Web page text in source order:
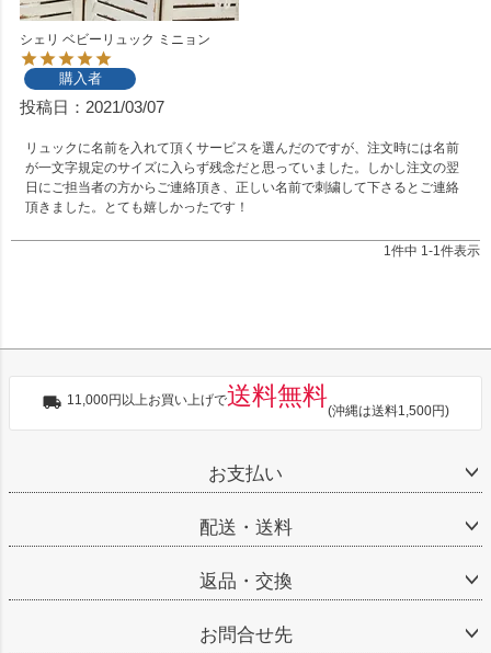
シェリ ベビーリュック ミニョン
購入者
投稿日 2021/03/07
リュックに名前を入れて頂くサービスを選んだのですが、注文時には名前
が一文字規定のサイズに入らず残念だと思っていました。しかし注文の翌
日にご担当者の方からご連絡頂き、正しい名前で刺繍して下さるとご連絡
頂きました。とても嬉しかったです！
1 件中 1 -1 件表示
11,000円以上お買い上げで送料無料
(沖縄は送料1,500円)
お支払い
配送・送料
返品・交換
お問合せ先